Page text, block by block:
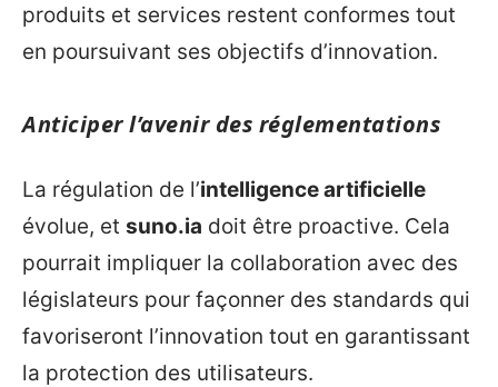
produits et services restent conformes tout
en poursuivant ses objectifs d’innovation.
Anticiper l’avenir des réglementations
La régulation de l’intelligence artificielle
évolue, et suno.ia doit être proactive. Cela
pourrait impliquer la collaboration avec des
législateurs pour façonner des standards qui
favoriseront l’innovation tout en garantissant
la protection des utilisateurs.